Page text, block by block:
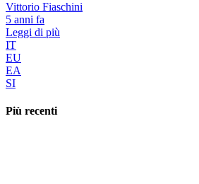
Vittorio Fiaschini
5 anni fa
Leggi di più
IT
EU
EA
SI
Più recenti